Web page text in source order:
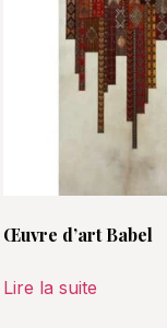
Œuvre d’art Babel
Lire la suite